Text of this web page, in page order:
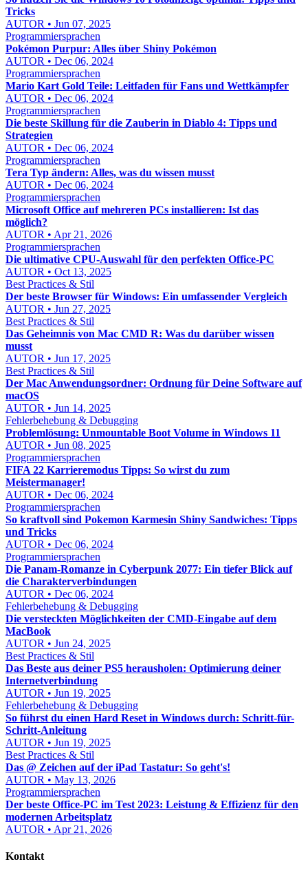
Tricks
AUTOR • Jun 07, 2025
Programmiersprachen
Pokémon Purpur: Alles über Shiny Pokémon
AUTOR • Dec 06, 2024
Programmiersprachen
Mario Kart Gold Teile: Leitfaden für Fans und Wettkämpfer
AUTOR • Dec 06, 2024
Programmiersprachen
Die beste Skillung für die Zauberin in Diablo 4: Tipps und
Strategien
AUTOR • Dec 06, 2024
Programmiersprachen
Tera Typ ändern: Alles, was du wissen musst
AUTOR • Dec 06, 2024
Programmiersprachen
Microsoft Office auf mehreren PCs installieren: Ist das
möglich?
AUTOR • Apr 21, 2026
Programmiersprachen
Die ultimative CPU-Auswahl für den perfekten Office-PC
AUTOR • Oct 13, 2025
Best Practices & Stil
Der beste Browser für Windows: Ein umfassender Vergleich
AUTOR • Jun 27, 2025
Best Practices & Stil
Das Geheimnis von Mac CMD R: Was du darüber wissen
musst
AUTOR • Jun 17, 2025
Best Practices & Stil
Der Mac Anwendungsordner: Ordnung für Deine Software auf
macOS
AUTOR • Jun 14, 2025
Fehlerbehebung & Debugging
Problemlösung: Unmountable Boot Volume in Windows 11
AUTOR • Jun 08, 2025
Programmiersprachen
FIFA 22 Karrieremodus Tipps: So wirst du zum
Meistermanager!
AUTOR • Dec 06, 2024
Programmiersprachen
So kraftvoll sind Pokemon Karmesin Shiny Sandwiches: Tipps
und Tricks
AUTOR • Dec 06, 2024
Programmiersprachen
Die Panam-Romanze in Cyberpunk 2077: Ein tiefer Blick auf
die Charakterverbindungen
AUTOR • Dec 06, 2024
Fehlerbehebung & Debugging
Die versteckten Möglichkeiten der CMD-Eingabe auf dem
MacBook
AUTOR • Jun 24, 2025
Best Practices & Stil
Das Beste aus deiner PS5 herausholen: Optimierung deiner
Internetverbindung
AUTOR • Jun 19, 2025
Fehlerbehebung & Debugging
So führst du einen Hard Reset in Windows durch: Schritt-für-
Schritt-Anleitung
AUTOR • Jun 19, 2025
Best Practices & Stil
Das @ Zeichen auf der iPad Tastatur: So geht's!
AUTOR • May 13, 2026
Programmiersprachen
Der beste Office-PC im Test 2023: Leistung & Effizienz für den
modernen Arbeitsplatz
AUTOR • Apr 21, 2026
Kontakt